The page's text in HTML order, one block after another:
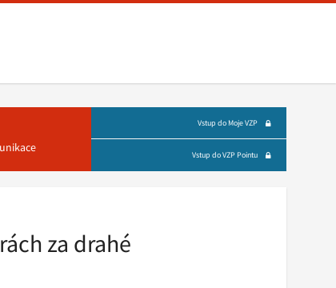
Vstup do Moje VZP
Vstup do VZP Pointu
za drahé